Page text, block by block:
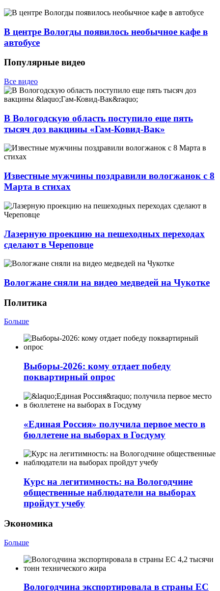
В центре Вологды появилось необычное кафе в
автобусе
Популярные видео
Все видео
В Вологодскую область поступило еще пять
тысяч доз вакцины «Гам-Ковид-Вак»
Известные мужчины поздравили вологжанок с 8
Марта в стихах
Лазерную проекцию на пешеходных переходах
сделают в Череповце
Вологжане сняли на видео медведей на Чукотке
Политика
Больше
Выборы-2026: кому отдает победу
поквартирный опрос
«Единая Россия» получила первое место в
бюллетене на выборах в Госдуму
Курс на легитимность: на Вологодчине
общественные наблюдатели на выборах
пройдут учебу
Экономика
Больше
Вологодчина экспортировала в страны ЕС